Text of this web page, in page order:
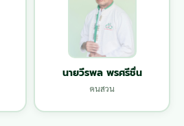
นายวีรพล พรศรีชื่น
คนสวน